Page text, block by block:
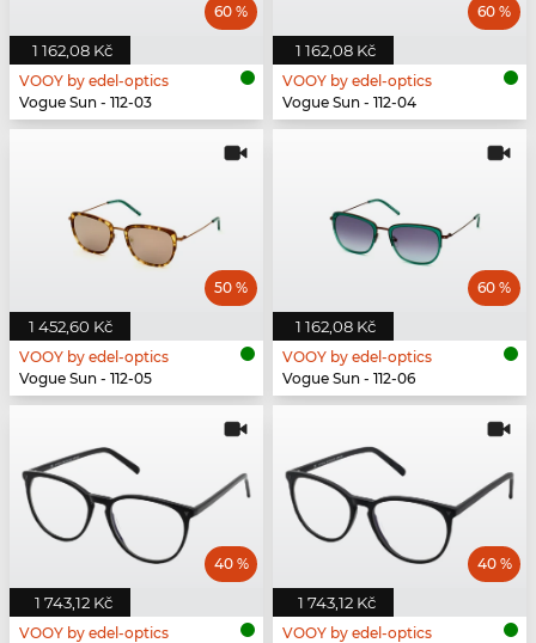
1 162,08 Kč
60 %
VOOY by edel-optics
Vogue Sun - 112-03
1 162,08 Kč
60 %
VOOY by edel-optics
Vogue Sun - 112-04
1 452,60 Kč
50 %
VOOY by edel-optics
Vogue Sun - 112-05
1 162,08 Kč
60 %
VOOY by edel-optics
Vogue Sun - 112-06
1 743,12 Kč
40 %
VOOY by edel-optics
1 743,12 Kč
40 %
VOOY by edel-optics